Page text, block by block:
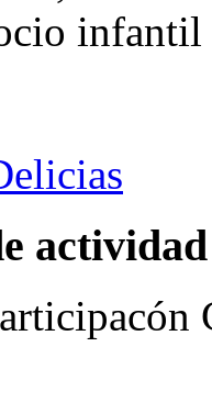
infantil
actividad